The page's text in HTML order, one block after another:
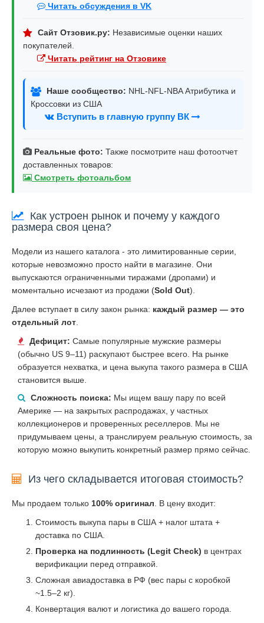
Читать обсуждения в VK
Сайт Отзовик.ру: Независимые оценки наших
покупателей.
Читать рейтинг на Отзовике
Наше сообщество: NHL-NFL-NBA Атрибутика и
Кроссовки из США
Вступить в главную группу ВК
Реальные фото: Также посмотрите наш фотоотчет
доставленных товаров:
Смотреть фотоальбом
Как устроен рынок и почему у каждого
размера своя цена?
Модели из нашего каталога - это лимитированные серии,
которые невозможно просто найти в магазине. Они
выпускаются ограниченными тиражами (дропами) и
моментально исчезают из продажи (Sold Out).
Далее вступает в силу закон рынка: каждый размер — это
отдельный лот
Дефицит: Самые популярные мужские размеры
(обычно US 9–11) раскупают быстрее всего. На рынке
образуется нехватка, и цена выкупа такого размера в США
становится выше.
Сложность поиска: Мы ищем вашу пару по всей
Америке — на закрытых распродажах, у частных
коллекционеров и проверенных реселлеров. Мы не
придумываем цены, а транслируем реальную стоимость, за
которую можно выкупить конкретный размер прямо сейчас.
Из чего складывается итоговая стоимость?
Мы продаем только 100% оригинал . В цену входит:
Стоимость выкупа пары в США + налог штата +
доставка по США.
Проверка на подлинность (Legit Check) в центрах
верификации перед отправкой.
Сложная авиадоставка в РФ (вес пары с коробкой
~1.5–2 кг).
Конвертация валют и логистика до вашего города.